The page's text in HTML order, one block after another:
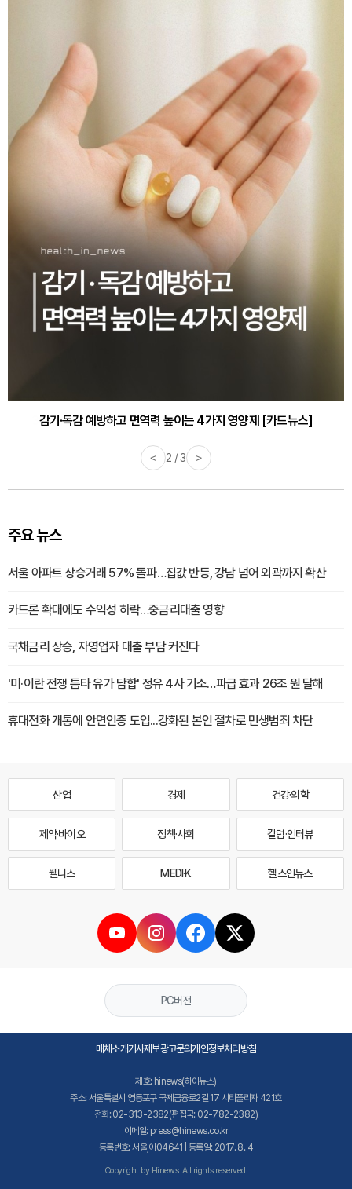
감기·독감 예방하고 면역력 높이는 4가지 영양제 [카드뉴스]
< 3 / 3 >
주요 뉴스
서울 아파트 상승거래 57% 돌파…집값 반등, 강남 넘어 외곽까지 확산
카드론 확대에도 수익성 하락…중금리대출 영향
국채금리 상승, 자영업자 대출 부담 커진다
'미·이란 전쟁 틈타 유가 담합' 정유 4사 기소…파급 효과 26조 원 달해
휴대전화 개통에 안면인증 도입...강화된 본인 절차로 민생범죄 차단
산업 경제 건강·의학
제약·바이오 정책·사회 칼럼·인터뷰
웰니스 MEDI·K 헬스인뉴스
PC버전
매체소개기사제보광고문의개인정보처리방침
제호: hinews(하이뉴스)
주소: 서울특별시 영등포구 국제금융로2길 17 시티플라자 421호
전화: 02-313-2382(편집국: 02-782-2382)
이메일: press@hinews.co.kr
등록번호: 서울,아04641 | 등록일: 2017. 8. 4
Copyright by Hinews. All rights reserved.